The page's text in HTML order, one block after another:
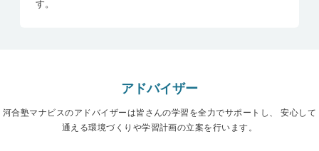
す。
アドバイザー
河合塾マナビスのアドバイザーは皆さんの学習を全力でサポートし、安心して
通える環境づくりや学習計画の立案を行います。